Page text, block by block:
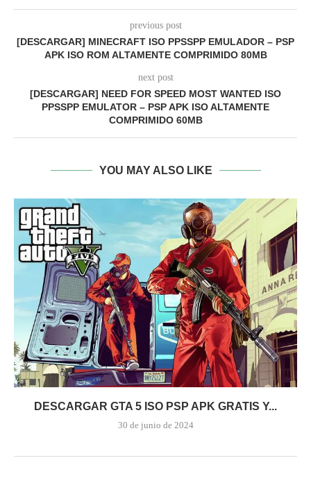
previous post
[DESCARGAR] MINECRAFT ISO PPSSPP EMULADOR – PSP
APK ISO ROM ALTAMENTE COMPRIMIDO 80MB
next post
[DESCARGAR] NEED FOR SPEED MOST WANTED ISO
PPSSPP EMULATOR – PSP APK ISO ALTAMENTE
COMPRIMIDO 60MB
YOU MAY ALSO LIKE
DESCARGAR GTA 5 ISO PSP APK GRATIS Y...
30 de junio de 2024